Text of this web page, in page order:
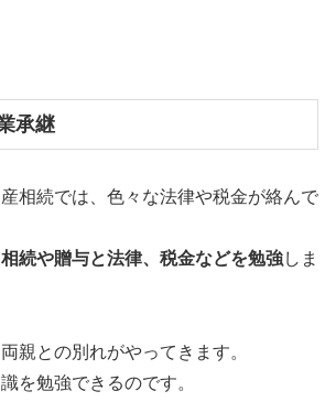
承継
相続では、色々な法律や税金が絡んで
相続や贈与と法律、税金などを勉強しま
親との別れがやってきます。
を勉強できるのです。